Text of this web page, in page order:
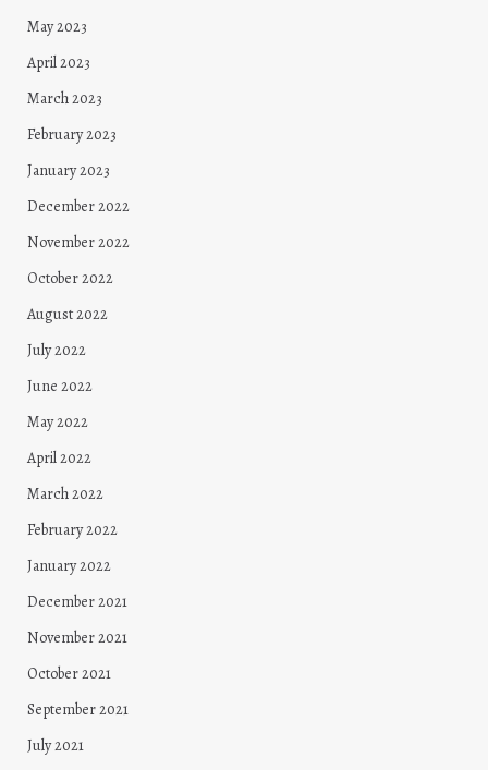
May 2023
April 2023
March 2023
February 2023
January 2023
December 2022
November 2022
October 2022
August 2022
July 2022
June 2022
May 2022
April 2022
March 2022
February 2022
January 2022
December 2021
November 2021
October 2021
September 2021
July 2021